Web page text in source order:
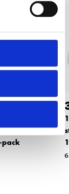
clamp,
14,8–
pack